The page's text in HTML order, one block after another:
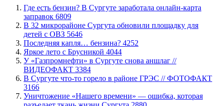
​Где есть бензин? В Сургуте заработала онлайн-карта
заправок 6809
В 32 микрорайоне Сургута обновили площадку для
детей с ОВЗ 5646
​Последняя капля… бензина? 4252
Яркое лето с Брусникой 4044
У «Газпромнефти» в Сургуте снова аншлаг //
ВИДЕОФАКТ 3384
​В Сургуте что-то горело в районе ГРЭС // ФОТОФАКТ
3166
​Уничтожение «Нашего времени» — ошибка, которая